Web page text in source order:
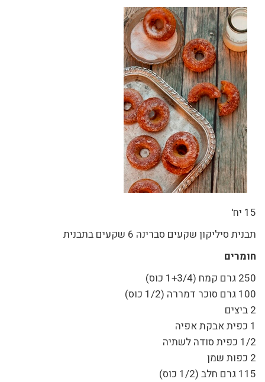
15 יח'
תבנית סיליקון שקעים סברינה 6 שקעים בתבנית
חומרים
250 גרם קמח (1+3/4 כוס)
100 גרם סוכר דמררה (1/2 כוס)
2 ביצים
1 כפית אבקת אפיה
1/2 כפית סודה לשתיה
2 כפות שמן
115 גרם חלב (1/2 כוס)